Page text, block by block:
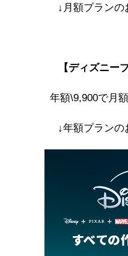
↓月額プランの
【ディズニー
年額\9,900で月
↓年額プランの